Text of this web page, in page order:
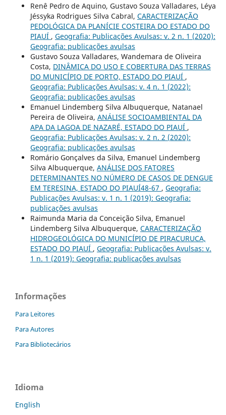
Renê Pedro de Aquino, Gustavo Souza Valladares, Léya
Jéssyka Rodrigues Silva Cabral, CARACTERIZAÇÃO
PEDOLÓGICA DA PLANÍCIE COSTEIRA DO ESTADO DO
PIAUÍ , Geografia: Publicações Avulsas: v. 2 n. 1 (2020):
Geografia: publicações avulsas
Gustavo Souza Valladares, Wandemara de Oliveira
Costa, DINÂMICA DO USO E COBERTURA DAS TERRAS
DO MUNICÍPIO DE PORTO, ESTADO DO PIAUÍ ,
Geografia: Publicações Avulsas: v. 4 n. 1 (2022):
Geografia: publicações avulsas
Emanuel Lindemberg Silva Albuquerque, Natanael
Pereira de Oliveira, ANÁLISE SOCIOAMBIENTAL DA
APA DA LAGOA DE NAZARÉ, ESTADO DO PIAUÍ ,
Geografia: Publicações Avulsas: v. 2 n. 2 (2020):
Geografia: publicações avulsas
Romário Gonçalves da Silva, Emanuel Lindemberg
Silva Albuquerque, ANÁLISE DOS FATORES
DETERMINANTES NO NÚMERO DE CASOS DE DENGUE
EM TERESINA, ESTADO DO PIAUÍ48-67 , Geografia:
Publicações Avulsas: v. 1 n. 1 (2019): Geografia:
publicações avulsas
Raimunda Maria da Conceição Silva, Emanuel
Lindemberg Silva Albuquerque, CARACTERIZAÇÃO
HIDROGEOLÓGICA DO MUNICÍPIO DE PIRACURUCA,
ESTADO DO PIAUÍ , Geografia: Publicações Avulsas: v.
1 n. 1 (2019): Geografia: publicações avulsas
Informações
Para Leitores
Para Autores
Para Bibliotecários
Idioma
English